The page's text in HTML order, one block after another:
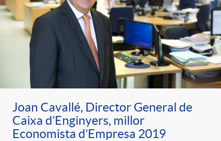
Joan Cavallé, Director General de
Caixa d’Enginyers, millor
Economista d’Empresa 2019